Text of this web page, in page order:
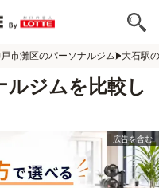
市灘区のパーソナルジム 大石駅
ルジムを比較し